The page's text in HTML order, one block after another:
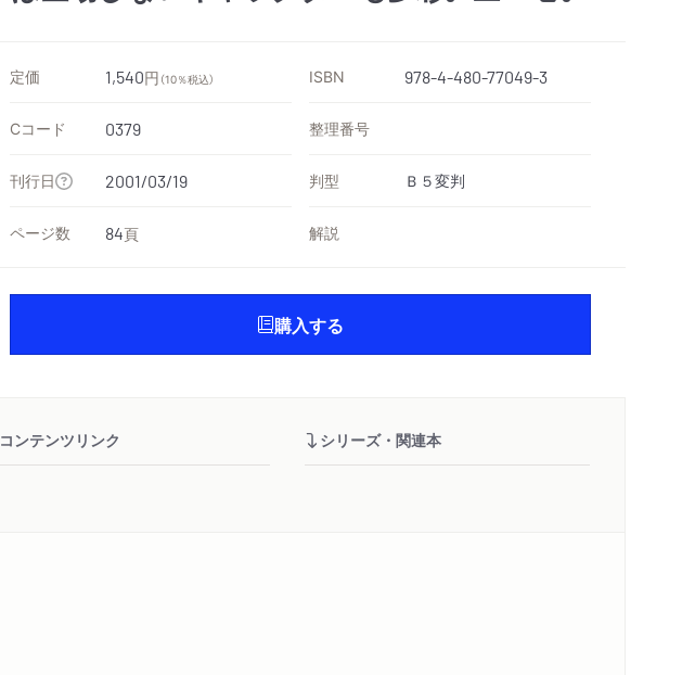
定価 1,540円 （10％税込） ISBN 978-4-480-77049-3
Cコード 0379 整理番号
刊行日 2001/03/19 判型 Ｂ５変判
ページ数 84頁 解説
購入する
コンテンツリンク シリーズ・関連本